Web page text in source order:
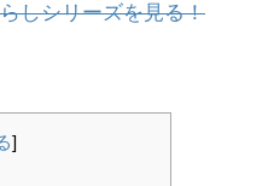
しシリーズを見る！
]